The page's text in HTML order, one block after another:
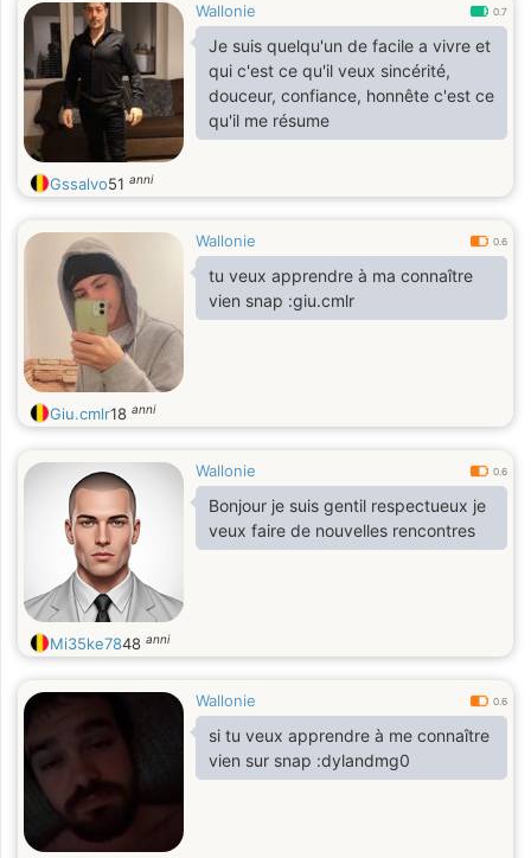
Wallonie 0.7
Je suis quelqu'un de facile a vivre et
qui c'est ce qu'il veux sincérité,
douceur, confiance, honnête c'est ce
qu'il me résume
Gssalvo51 anni
Wallonie 0.6
tu veux apprendre à ma connaître
vien snap :giu.cmlr
Giu.cmlr18 anni
Wallonie 0.6
Bonjour je suis gentil respectueux je
veux faire de nouvelles rencontres
Mi35ke7848 anni
Wallonie 0.6
si tu veux apprendre à me connaître
vien sur snap :dylandmg0